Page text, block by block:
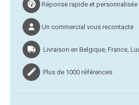
Réponse rapide et personnalisée
Un commercial vous recontacte
Livraison en Belgique, France,
Plus de 1000 références